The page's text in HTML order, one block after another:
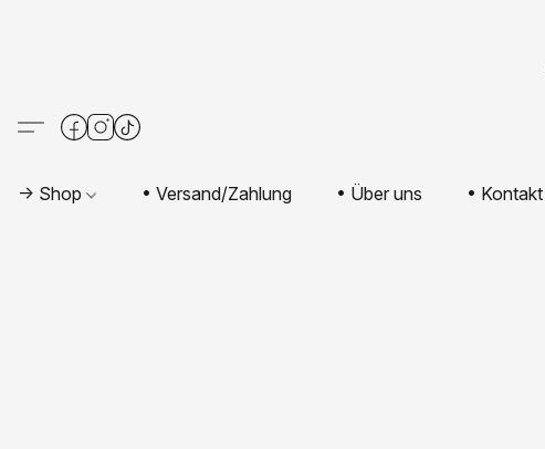
-> Shop • Versand/Zahlung • Über uns • Kontakt